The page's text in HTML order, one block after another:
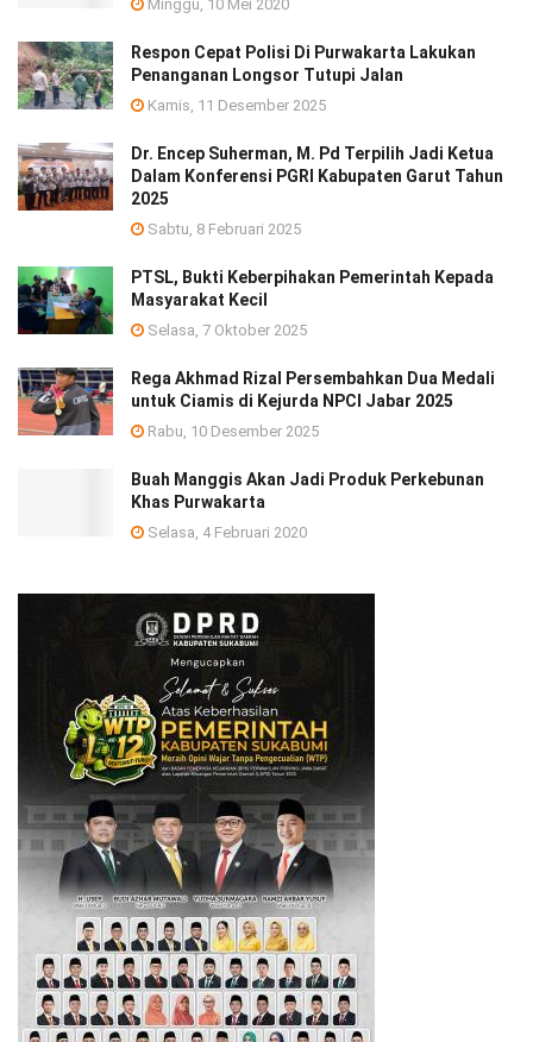
Minggu, 10 Mei 2020
Respon Cepat Polisi Di Purwakarta Lakukan
Penanganan Longsor Tutupi Jalan
Kamis, 11 Desember 2025
Dr. Encep Suherman, M. Pd Terpilih Jadi Ketua
Dalam Konferensi PGRI Kabupaten Garut Tahun
2025
Sabtu, 8 Februari 2025
PTSL, Bukti Keberpihakan Pemerintah Kepada
Masyarakat Kecil
Selasa, 7 Oktober 2025
Rega Akhmad Rizal Persembahkan Dua Medali
untuk Ciamis di Kejurda NPCI Jabar 2025
Rabu, 10 Desember 2025
Buah Manggis Akan Jadi Produk Perkebunan
Khas Purwakarta
Selasa, 4 Februari 2020